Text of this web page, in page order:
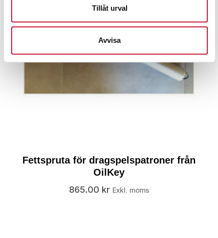
Tillåt urval
Avvisa
Fettspruta för dragspelspatroner från
OilKey
865.00 kr Exkl. moms